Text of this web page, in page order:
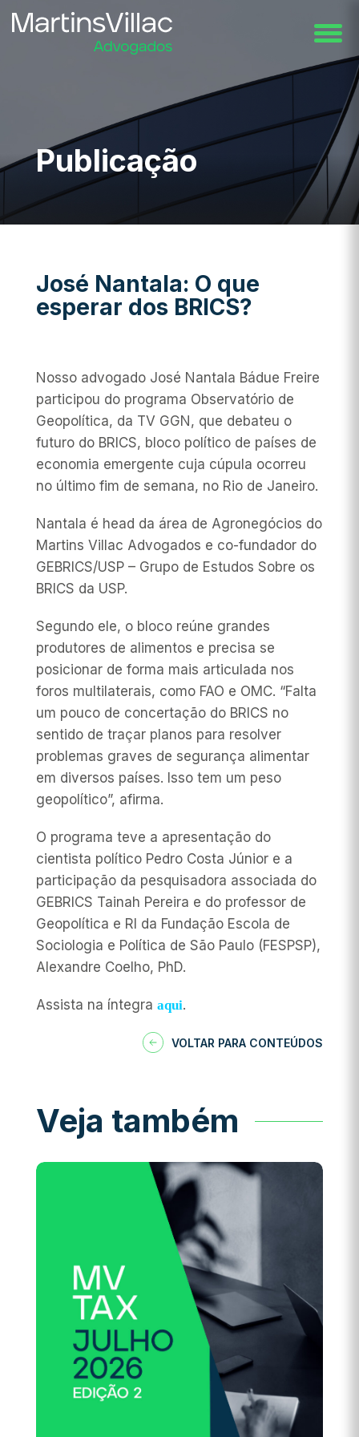
Publicação
José Nantala: O que
esperar dos BRICS?
Nosso advogado José Nantala Bádue Freire
participou do programa Observatório de
Geopolítica, da TV GGN, que debateu o
futuro do BRICS, bloco político de países de
economia emergente cuja cúpula ocorreu
no último fim de semana, no Rio de Janeiro.
Nantala é head da área de Agronegócios do
Martins Villac Advogados e co-fundador do
GEBRICS/USP – Grupo de Estudos Sobre os
BRICS da USP.
Segundo ele, o bloco reúne grandes
produtores de alimentos e precisa se
posicionar de forma mais articulada nos
foros multilaterais, como FAO e OMC. “Falta
um pouco de concertação do BRICS no
sentido de traçar planos para resolver
problemas graves de segurança alimentar
em diversos países. Isso tem um peso
geopolítico”, afirma.
O programa teve a apresentação do
cientista político Pedro Costa Júnior e a
participação da pesquisadora associada do
GEBRICS Tainah Pereira e do professor de
Geopolítica e RI da Fundação Escola de
Sociologia e Política de São Paulo (FESPSP),
Alexandre Coelho, PhD.
Assista na íntegra aqui.
VOLTAR PARA CONTEÚDOS
Veja também